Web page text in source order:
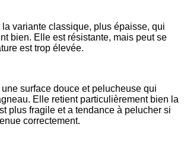
la variante classique, plus épaisse, qui
bien. Elle est résistante, mais peut se
est trop élevée.
surface douce et pelucheuse qui
Elle retient particulièrement bien la
plus fragile et a tendance à pelucher si
correctement.